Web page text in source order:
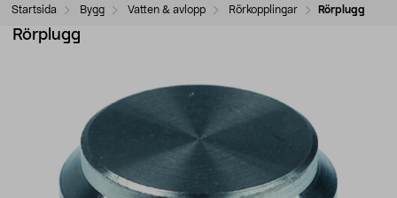
Startsida Bygg Vatten & avlopp Rörkopplingar Rörplugg
Rörplugg